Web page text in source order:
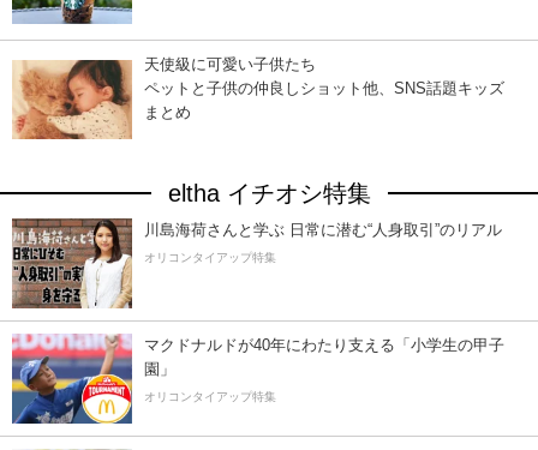
天使級に可愛い子供たち
ペットと子供の仲良しショット他、SNS話題キッズ
まとめ
eltha イチオシ特集
川島海荷さんと学ぶ 日常に潜む“人身取引”のリアル
オリコンタイアップ特集
マクドナルドが40年にわたり支える「小学生の甲子
園」
オリコンタイアップ特集